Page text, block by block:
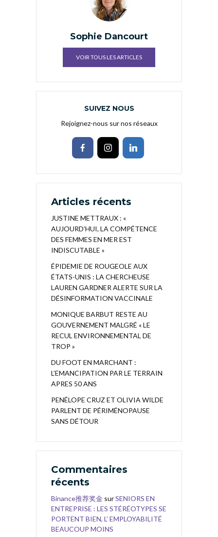
Sophie Dancourt
VOIR TOUS LES ARTICLES
SUIVEZ NOUS
Rejoignez-nous sur nos réseaux
Articles récents
JUSTINE METTRAUX : «
AUJOURD’HUI, LA COMPÉTENCE
DES FEMMES EN MER EST
INDISCUTABLE »
ÉPIDEMIE DE ROUGEOLE AUX
ÉTATS-UNIS : LA CHERCHEUSE
LAUREN GARDNER ALERTE SUR LA
DÉSINFORMATION VACCINALE
MONIQUE BARBUT RESTE AU
GOUVERNEMENT MALGRÉ « LE
RECUL ENVIRONNEMENTAL DE
TROP »
DU FOOT EN MARCHANT :
L’EMANCIPATION PAR LE TERRAIN
APRES 50 ANS
PENÉLOPE CRUZ ET OLIVIA WILDE
PARLENT DE PÉRIMÉNOPAUSE
SANS DÉTOUR
Commentaires
récents
Binance推荐奖金 surSENIORS EN
ENTREPRISE : LES STÉRÉOTYPES SE
PORTENT BIEN, L’ EMPLOYABILITÉ
BEAUCOUP MOINS